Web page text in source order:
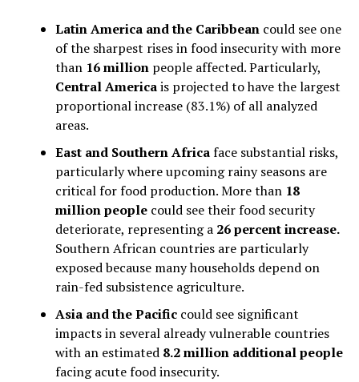
Latin America and the Caribbeancould see one
of the sharpest rises in food insecurity with more
than 16 million people affected. Particularly,
Central Americais projected to have the largest
proportional increase (83.1%) of all analyzed
areas.
East and Southern Africaface substantial risks,
particularly where upcoming rainy seasons are
critical for food production. More than 18
million peoplecould see their food security
deteriorate, representing a 26 percent increase.
Southern African countries are particularly
exposed because many households depend on
rain-fed subsistence agriculture.
Asia and the Pacific could see significant
impacts in several already vulnerable countries
with an estimated 8.2 million additional people
facing acute food insecurity.